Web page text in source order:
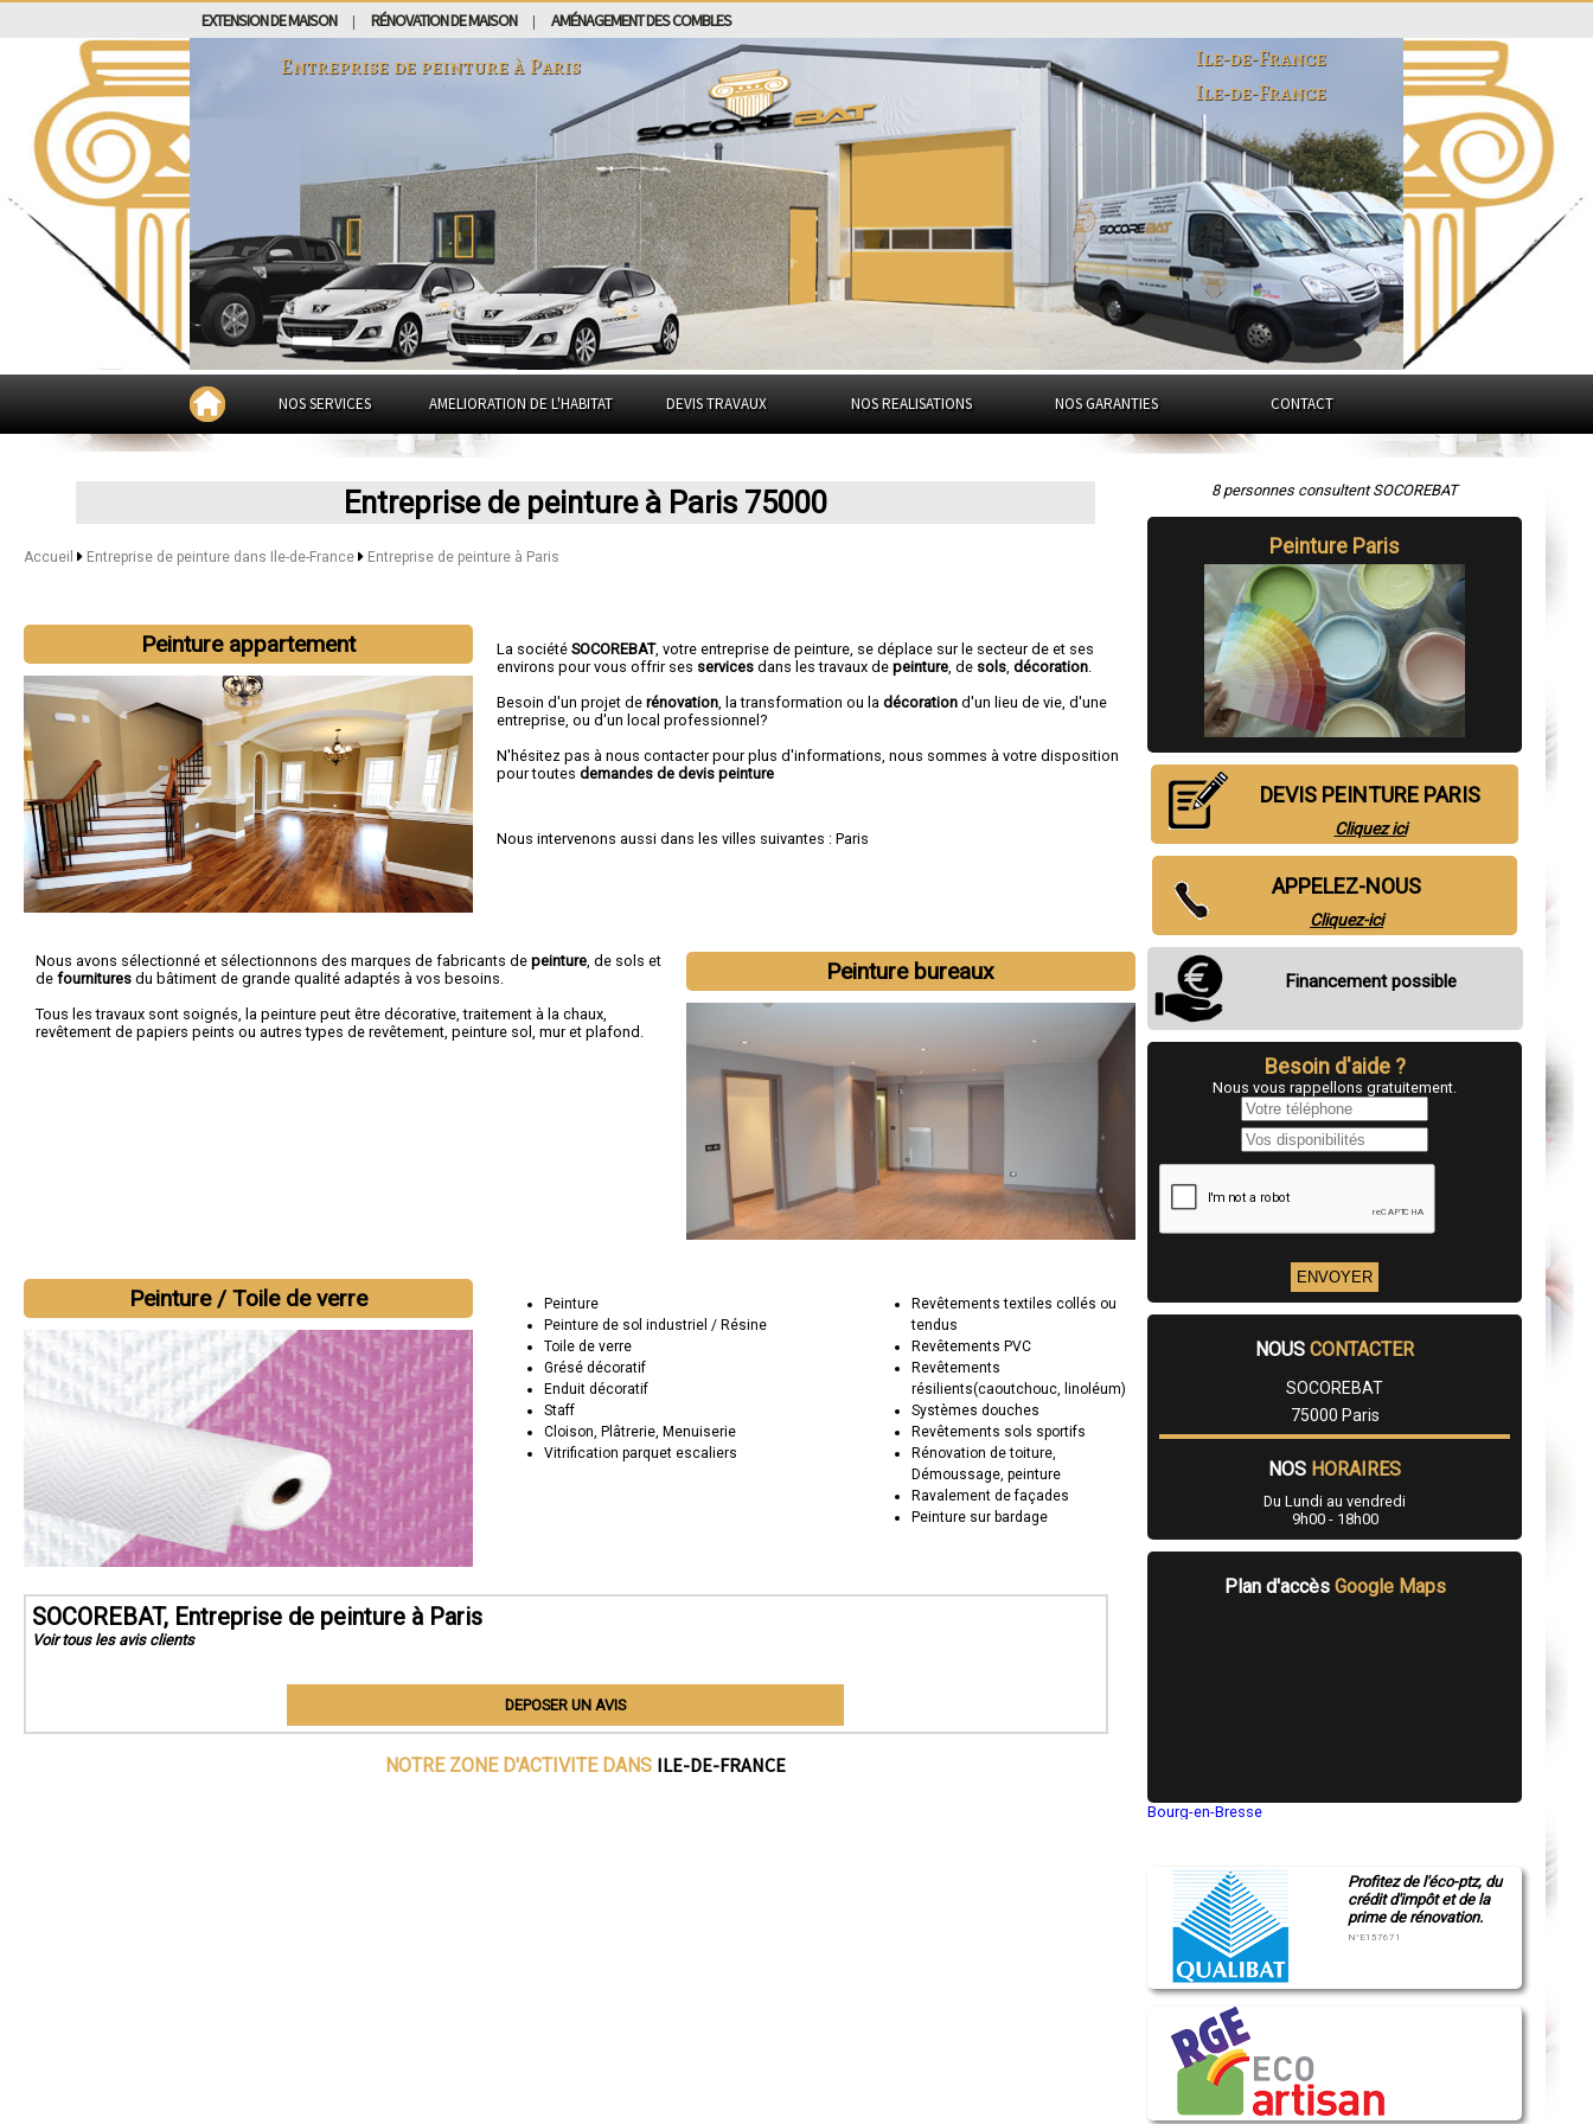
EXTENSION DE MAISON RÉNOVATION DE MAISON AMÉNAGEMENT DES COMBLES
Entreprise de peinture àParis
Ile-de-France
Ile-de-France
NOS SERVICES AMELIORATION DE L'HABITAT DEVIS TRAVAUX NOS REALISATIONS NOS GARANTIES CONTACT
Entreprise de peinture à Paris 75000
Accueil Entreprise de peinture dans Ile-de-France Entreprise de peinture à Paris
Peinture appartement La sociétéSOCOREBAT,votre entreprise de peinture, se déplace sur le secteur de et ses
environs pour vous offrir ses services dans les travaux depeinture , de sols ,décoration
Besoin d'un projet derénovation , la transformation ou ladécoration d'un lieu de vie, d'une
entreprise, ou d'un local professionnel?
N'hésitez pas à nous contacter pour plus d'informations, nous sommes à votre disposition
pour toutesdemandes de devis peinture
Nous intervenons aussi dans les villes suivantes :Paris
Peinture bureaux
Nous avons sélectionné et sélectionnons des marques de fabricants de peinture, de sols et
de fournitures du bâtiment de grande qualité adaptés à vos besoins.
Tous les travaux sont soignés, la peinture peut être décorative, traitement à la chaux,
revêtement de papiers peints ou autres types de revêtement, peinture sol, mur et plafond.
Peinture / Toile de verre
Peinture
Peinture de sol industriel / Résine
Toile de verre
Grésé décoratif
Enduit décoratif
Staff
Cloison, Plâtrerie, Menuiserie
Vitrification parquet escaliers
Revêtements textiles collés ou
tendus
Revêtements PVC
Revêtements
résilients(caoutchouc, linoléum)
Systèmes douches
Revêtements sols sportifs
Rénovation de toiture,
Démoussage, peinture
Ravalement de façades
Peinture sur bardage
SOCOREBAT, Entreprise de peinture à Paris
Voir tous les avis clients
DEPOSER UN AVIS
NOTRE ZONE D'ACTIVITE DANS ILE-DE-FRANCE
8 personnes consultent SOCOREBAT
Peinture Paris
DEVIS PEINTURE PARIS
Cliquez ici
APPELEZ-NOUS
Cliquez-ici
Financement possible
Besoin d'aide ?
Nous vous rappellons gratuitement.
NOUS CONTACTER
SOCOREBAT
75000 Paris
NOS HORAIRES
Du Lundi au vendredi
9h00 - 18h00
Plan d'accès Google Maps
Bourg-en-Bresse
Gap
Nice
Annonay
Charleville-Mézières
Troyes
Narbonne
Marseille
Caen
Aurillac
Angoulême
Bourges
Profitez de l'éco-ptz, du
crédit d'impôt et de la
prime de rénovation.
N°E157671